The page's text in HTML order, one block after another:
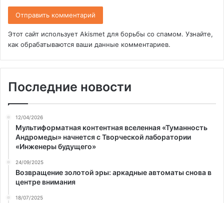
Этот сайт использует Akismet для борьбы со спамом. Узнайте,
как обрабатываются ваши данные комментариев.
Последние новости
12/04/2026
Мультиформатная контентная вселенная «Туманность
Андромеды» начнется с Творческой лаборатории
«Инженеры будущего»
24/09/2025
Возвращение золотой эры: аркадные автоматы снова в
центре внимания
18/07/2025